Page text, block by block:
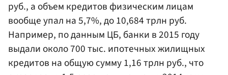
руб., а объем кредитов физическим лицам
вообще упал на 5,7%, до 10,684 трлн руб.
Например, по данным ЦБ, банки в 2015 году
выдали около 700 тыс. ипотечных жилищных
кредитов на общую сумму 1,16 трлн руб., что